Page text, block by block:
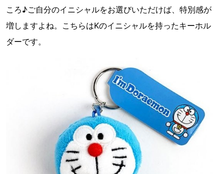
ころ♪ご自分のイニシャルをお選びいただけば、特別感が
増しますよね。こちらはKのイニシャルを持ったキーホル
ダーです。